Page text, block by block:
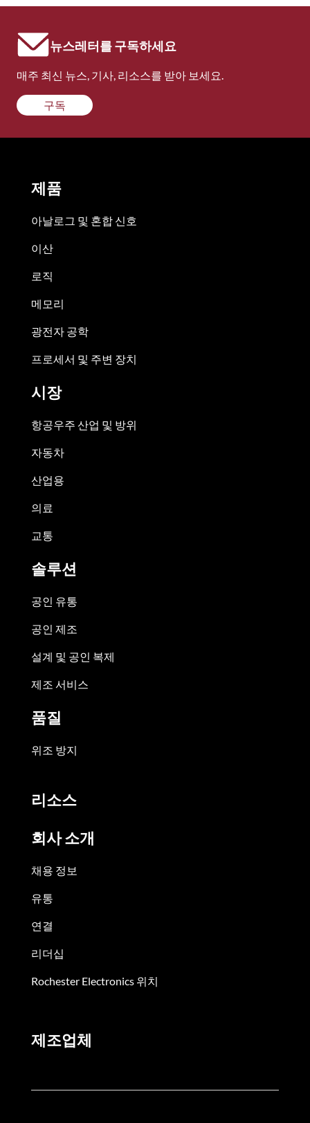
뉴스레터를 구독하세요
매주 최신 뉴스, 기사, 리소스를 받아 보세요.
구독
제품
아날로그 및 혼합 신호
이산
로직
메모리
광전자 공학
프로세서 및 주변 장치
시장
항공우주 산업 및 방위
자동차
산업용
의료
교통
솔루션
공인 유통
공인 제조
설계 및 공인 복제
제조 서비스
품질
위조 방지
리소스
회사 소개
채용 정보
유통
연결
리더십
Rochester Electronics 위치
제조업체